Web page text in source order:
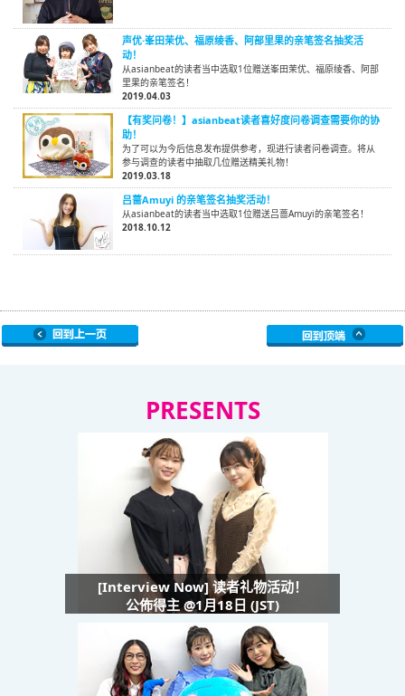
声优·峯田茉优、福原绫香、阿部里果的亲笔签名抽奖活
动！
从asianbeat的读者当中选取1位赠送峯田茉优、福原绫香、阿部
里果的亲笔签名！
2019.04.03
【有奖问卷！】asianbeat读者喜好度问卷调查需要你的协
助！
为了可以为今后信息发布提供参考，现进行读者问卷调查。将从
参与调查的读者中抽取几位赠送精美礼物！
2019.03.18
吕蔷Amuyi 的亲笔签名抽奖活动！
从asianbeat的读者当中选取1位赠送吕蔷Amuyi的亲笔签名！
2018.10.12
PRESENTS
[Interview Now] 读者礼物活动！
公佈得主 @1月18日 (JST)